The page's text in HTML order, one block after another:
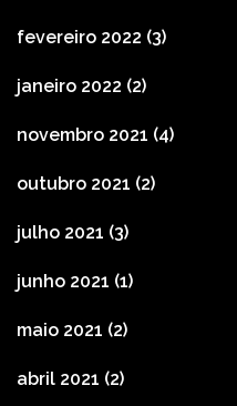
fevereiro 2022 (3)
janeiro 2022 (2)
novembro 2021 (4)
outubro 2021 (2)
julho 2021 (3)
junho 2021 (1)
maio 2021 (2)
abril 2021 (2)